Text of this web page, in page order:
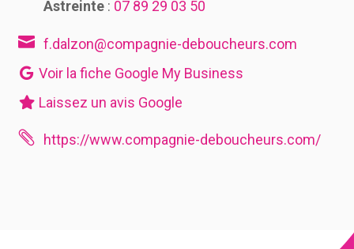
Astreinte: 07 89 29 03 50
 f.dalzon@compagnie-deboucheurs.com
Voir la fiche Google My Business
Laissez un avis Google
 https://www.compagnie-deboucheurs.com/